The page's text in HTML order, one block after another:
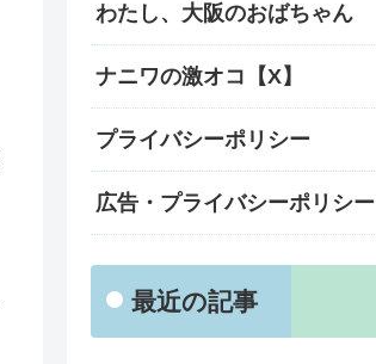
わたし、大阪のおばちゃん
ナニワの激オコ【X】
プライバシーポリシー
広告・プライバシーポリシー
最近の記事